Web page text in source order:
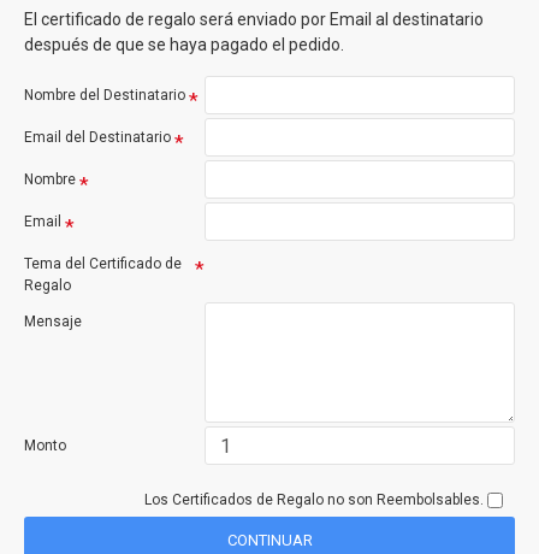
El certificado de regalo será enviado por Email al destinatario
después de que se haya pagado el pedido.
Nombre del Destinatario
Email del Destinatario
Nombre
Email
Tema del Certificado de
Regalo
Mensaje
Monto
Los Certificados de Regalo no son Reembolsables.
CONTINUAR